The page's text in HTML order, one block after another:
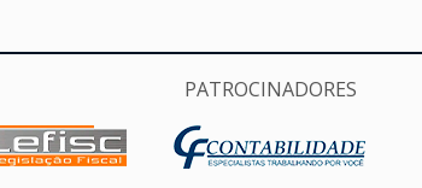
PATROCINADORES